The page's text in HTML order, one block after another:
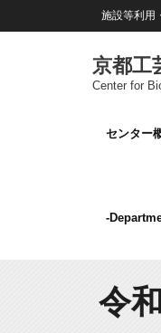
to
施設等利用
京都工
Center for
センター
-
令